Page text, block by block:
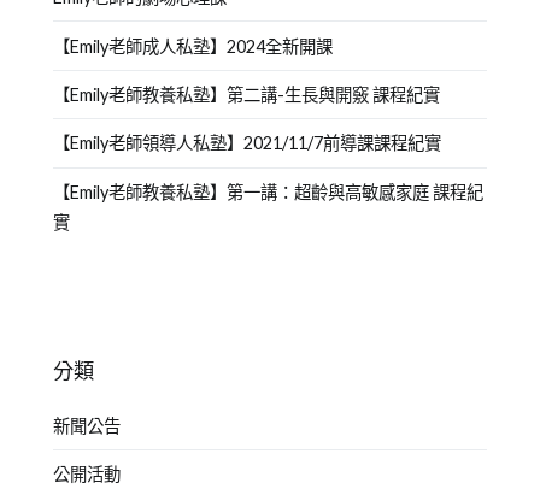
【Emily老師成人私塾】2024全新開課
【Emily老師教養私塾】第二講-生長與開竅 課程紀實
【Emily老師領導人私塾】2021/11/7前導課課程紀實
【Emily老師教養私塾】第一講：超齡與高敏感家庭 課程紀
實
分類
新聞公告
公開活動